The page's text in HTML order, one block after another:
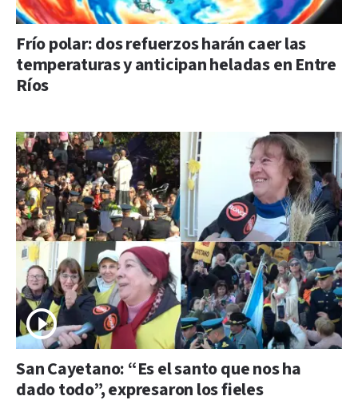
Frío polar: dos refuerzos harán caer las
temperaturas y anticipan heladas en Entre
Ríos
San Cayetano: “Es el santo que nos ha
dado todo”, expresaron los fieles